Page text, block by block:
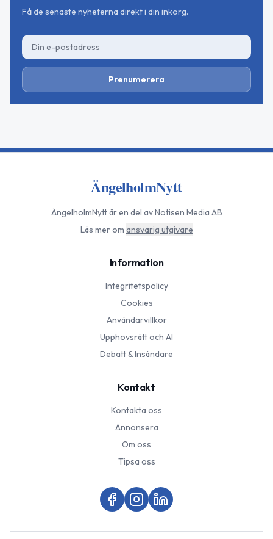
Få de senaste nyheterna direkt i din inkorg.
Prenumerera
ÄngelholmNytt
ÄngelholmNyttär en del av Notisen Media AB
Läs mer om ansvarig utgivare
Information
Integritetspolicy
Cookies
Användarvillkor
Upphovsrätt och AI
Debatt & Insändare
Kontakt
Kontakta oss
Annonsera
Om oss
Tipsa oss